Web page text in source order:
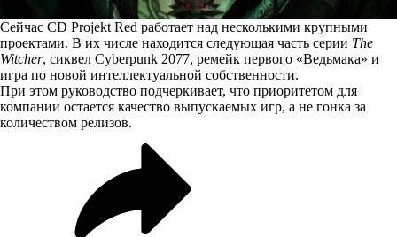
Сейчас CD Projekt Red работает над несколькими крупными
проектами. В их числе находится следующая часть серии The
Witcher, сиквел Cyberpunk 2077, ремейк первого «Ведьмака» и
игра по новой интеллектуальной собственности.
При этом руководство подчеркивает, что приоритетом для
компании остается качество выпускаемых игр, а не гонка за
количеством релизов.